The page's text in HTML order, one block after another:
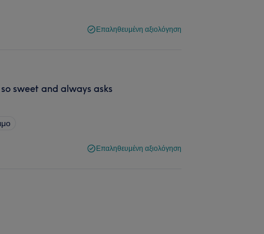
Επαληθευμένη αξιολόγηση
sweet and always asks
Επαληθευμένη αξιολόγηση